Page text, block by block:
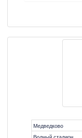
Медведково